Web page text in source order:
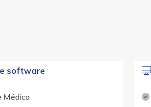
software